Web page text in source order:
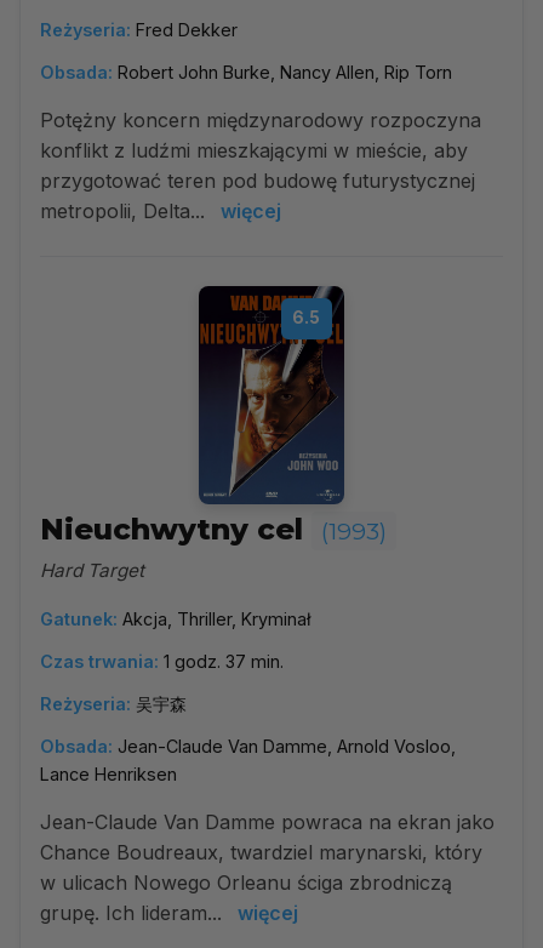
Reżyseria: Fred Dekker
Obsada: Robert John Burke, Nancy Allen, Rip Torn
Potężny koncern międzynarodowy rozpoczyna
konflikt z ludźmi mieszkającymi w mieście, aby
przygotować teren pod budowę futurystycznej
metropolii, Delta...
więcej
6.5
Nieuchwytny cel (1993)
Hard Target
Gatunek: Akcja, Thriller, Kryminał
Czas trwania: 1 godz. 37 min.
Reżyseria: 吴宇森
Obsada: Jean-Claude Van Damme, Arnold Vosloo,
Lance Henriksen
Jean-Claude Van Damme powraca na ekran jako
Chance Boudreaux, twardziel marynarski, który
w ulicach Nowego Orleanu ściga zbrodniczą
grupę. Ich lideram...
więcej